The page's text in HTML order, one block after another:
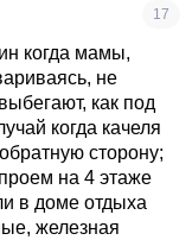
17
когда мамы,
не
как под
когда качеля
сторону;
на 4 этаже
в доме отдыха
железная